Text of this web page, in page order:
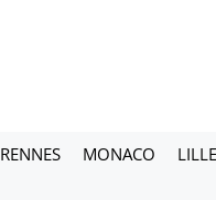
RENNES MONACO LILLE